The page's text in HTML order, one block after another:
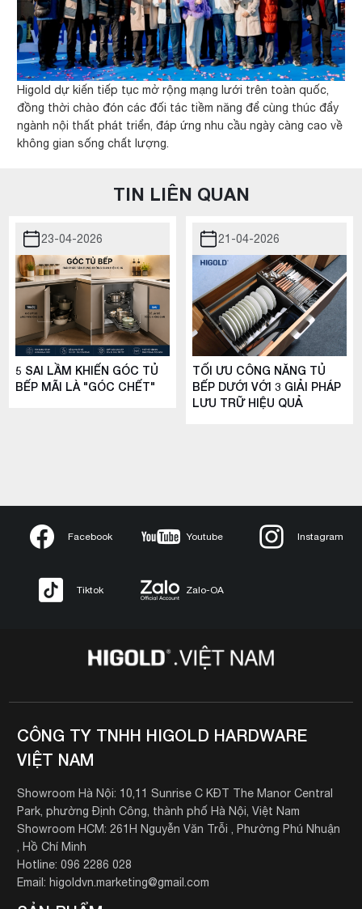
Higold dự kiến tiếp tục mở rộng mạng lưới trên toàn quốc,
đồng thời chào đón các đối tác tiềm năng để cùng thúc đẩy
ngành nội thất phát triển, đáp ứng nhu cầu ngày càng cao về
không gian sống chất lượng.
TIN LIÊN QUAN
23-04-2026
5 SAI LẦM KHIẾN GÓC TỦ
BẾP MÃI LÀ "GÓC CHẾT"
21-04-2026
TỐI ƯU CÔNG NĂNG TỦ
BẾP DƯỚI VỚI 3 GIẢI PHÁP
LƯU TRỮ HIỆU QUẢ
Facebook Youtube Instagram
Tiktok Zalo-OA
CÔNG TY TNHH HIGOLD HARDWARE
VIỆT NAM
Showroom Hà Nội: 10,11 Sunrise C KĐT The Manor Central
Park, phường Định Công, thành phố Hà Nội, Việt Nam
Showroom HCM: 261H Nguyễn Văn Trỗi , Phường Phú Nhuận
, Hồ Chí Minh
Hotline: 096 2286 028
Email: higoldvn.marketing@gmail.com